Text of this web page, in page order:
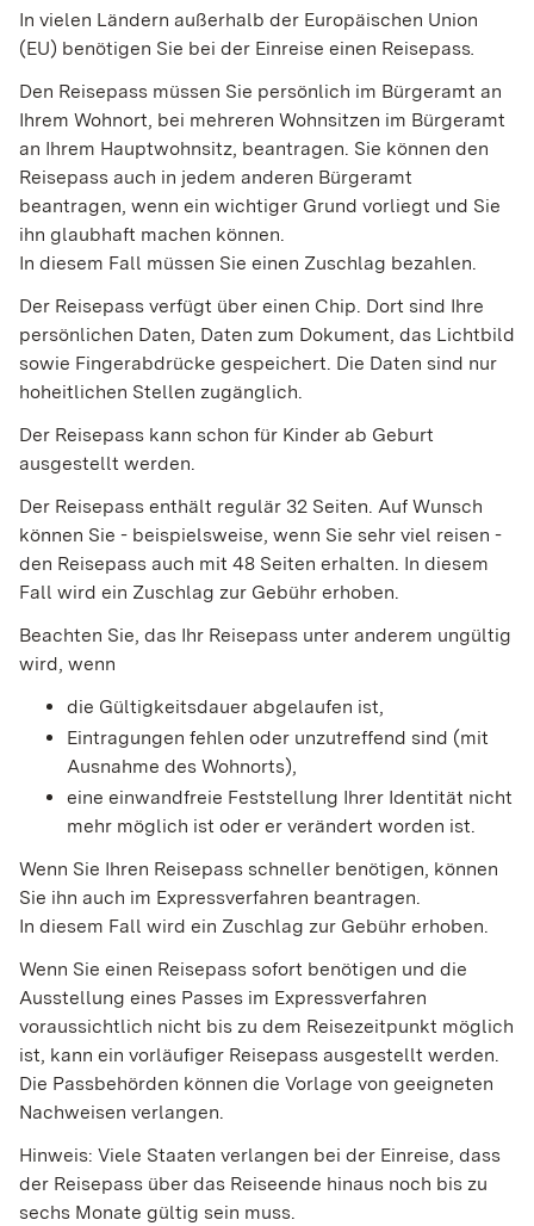
In vielen Ländern außerhalb der Europäischen Union
(EU) benötigen Sie bei der Einreise einen Reisepass.
Den Reisepass müssen Sie persönlich im Bürgeramt an
Ihrem Wohnort, bei mehreren Wohnsitzen im Bürgeramt
an Ihrem Hauptwohnsitz, beantragen. Sie können den
Reisepass auch in jedem anderen Bürgeramt
beantragen, wenn ein wichtiger Grund vorliegt und Sie
ihn glaubhaft machen können.
In diesem Fall müssen Sie einen Zuschlag bezahlen.
Der Reisepass verfügt über einen Chip. Dort sind Ihre
persönlichen Daten, Daten zum Dokument, das Lichtbild
sowie Fingerabdrücke gespeichert. Die Daten sind nur
hoheitlichen Stellen zugänglich.
Der Reisepass kann schon für Kinder ab Geburt
ausgestellt werden.
Der Reisepass enthält regulär 32 Seiten. Auf Wunsch
können Sie - beispielsweise, wenn Sie sehr viel reisen -
den Reisepass auch mit 48 Seiten erhalten. In diesem
Fall wird ein Zuschlag zur Gebühr erhoben.
Beachten Sie, das Ihr Reisepass unter anderem ungültig
wird, wenn
die Gültigkeitsdauer abgelaufen ist,
Eintragungen fehlen oder unzutreffend sind (mit
Ausnahme des Wohnorts),
eine einwandfreie Feststellung Ihrer Identität nicht
mehr möglich ist oder er verändert worden ist.
Wenn Sie Ihren Reisepass schneller benötigen, können
Sie ihn auch im Expressverfahren beantragen.
In diesem Fall wird ein Zuschlag zur Gebühr erhoben.
Wenn Sie einen Reisepass sofort benötigen und die
Ausstellung eines Passes im Expressverfahren
voraussichtlich nicht bis zu dem Reisezeitpunkt möglich
ist, kann ein vorläufiger Reisepass ausgestellt werden.
Die Passbehörden können die Vorlage von geeigneten
Nachweisen verlangen.
Hinweis: Viele Staaten verlangen bei der Einreise, dass
der Reisepass über das Reiseende hinaus noch bis zu
sechs Monate gültig sein muss.